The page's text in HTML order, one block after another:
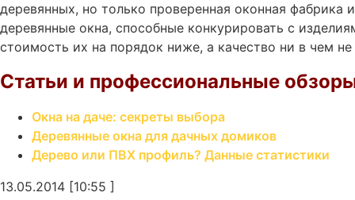
деревянных, но только проверенная оконная фабрика
деревянные окна, способные конкурировать с
стоимость их на порядок ниже, а качество ни в чем
Статьи и профессиональные
Окна на даче: секреты выбора
Деревянные окна для дачных домиков
Дерево или ПВХ профиль? Данные статистики
13.05.2014 [10:55 ]